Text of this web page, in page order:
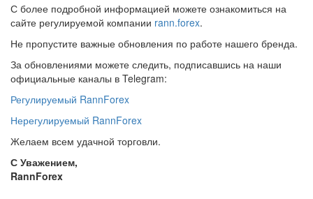
С более подробной информацией можете ознакомиться на
сайте регулируемой компании rann.forex.
Не пропустите важные обновления по работе нашего бренда.
За обновлениями можете следить, подписавшись на наши
официальные каналы в Telegram:
Регулируемый RannForex
Нерегулируемый RannForex
Желаем всем удачной торговли.
С Уважением,
RannForex